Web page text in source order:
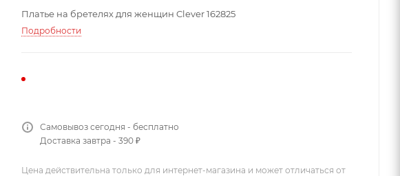
Платье на бретелях для женщин Clever 162825
Подробности
Самовывоз сегодня - бесплатно
Доставка завтра - 390 ₽
Цена действительна только для интернет-магазина и может отличаться от